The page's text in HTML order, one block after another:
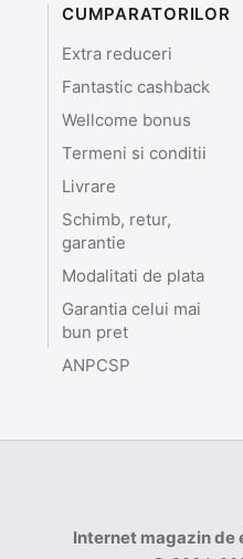
CUMPARATORILOR
Extra reduceri
Fantastic cashback
Wellcome bonus
Termeni si conditii
Livrare
Schimb, retur,
garantie
Modalitati de plata
Garantia celui mai
bun pret
ANPCSP
Internet magazin de